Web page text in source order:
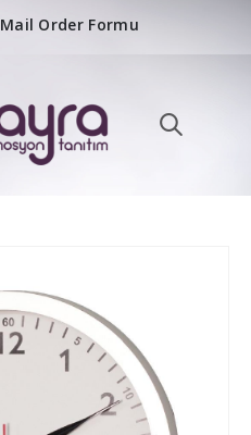
Mail Order Formu